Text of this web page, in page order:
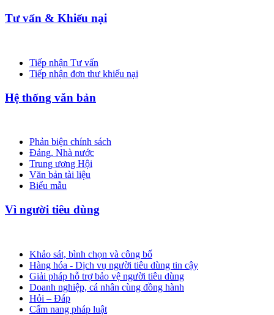
Tư vấn & Khiếu nại
Tiếp nhận Tư vấn
Tiếp nhận đơn thư khiếu nại
Hệ thống văn bản
Phản biện chính sách
Đảng, Nhà nước
Trung ương Hội
Văn bản tài liệu
Biểu mẫu
Vì người tiêu dùng
Khảo sát, bình chọn và công bố
Hàng hóa - Dịch vụ người tiêu dùng tin cậy
Giải pháp hỗ trợ bảo vệ người tiêu dùng
Doanh nghiệp, cá nhân cùng đồng hành
Hỏi – Đáp
Cẩm nang pháp luật